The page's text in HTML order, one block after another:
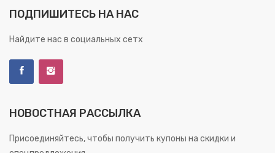
ПОДПИШИТЕСЬ НА НАС
Найдите нас в социальных сетх
НОВОСТНАЯ РАССЫЛКА
Присоединяйтесь, чтобы получить купоны на скидки и